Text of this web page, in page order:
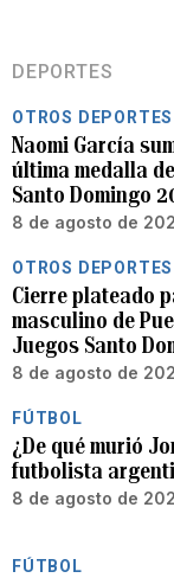
DEPORTES
OTROS DEPORTES
Naomi García
última medalla
Santo Domingo
8 de agosto de
OTROS DEPORTES
Cierre plateado
masculino de
Juegos Santo
8 de agosto de
FÚTBOL
¿De qué murió
futbolista
8 de agosto de
FÚTBOL